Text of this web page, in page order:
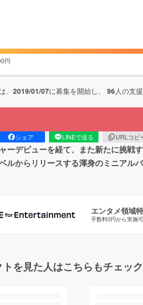
円
2019/01/07に募集を開始し、 96人の支
シェア LINEで送る URLコピ
ーデビューを経て、また新たに挑戦
ルからリリースする渾身のミニアル
エンタメ領域
手数料0円から実施
を見た人はこちらもチェッ